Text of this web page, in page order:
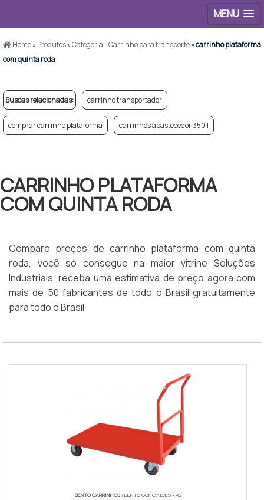
MENU
Home»Produtos»Categoria - Carrinho para transporte»carrinho plataforma
com quinta roda
Buscas relacionadas: carrinho transportador
comprar carrinho plataforma carrinhos abastecedor 350 l
CARRINHO PLATAFORMA
COM QUINTA RODA
Compare preços de carrinho plataforma com quinta
roda, você só consegue na maior vitrine Soluções
Industriais, receba uma estimativa de preço agora com
mais de 50 fabricantes de todo o Brasil gratuitamente
para todo o Brasil
BENTO CARRINHOS/ BENTO GONÇALVES - RS